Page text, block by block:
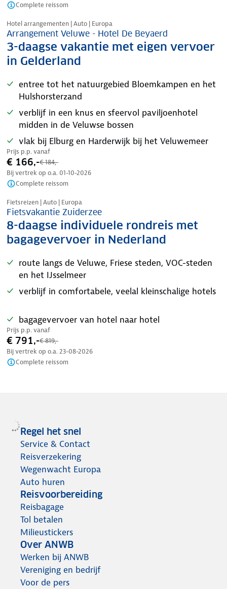
Complete reissom
Nazomer korting
Hotel arrangementen | Auto | Europa
Arrangement Veluwe - Hotel De Beyaerd
3-daagse vakantie met eigen vervoer
in Gelderland
entree tot het natuurgebied Bloemkampen en het
Hulshorsterzand
verblijf in een knus en sfeervol paviljoenhotel
midden in de Veluwse bossen
vlak bij Elburg en Harderwijk bij het Veluwemeer
Prijs p.p. vanaf
€ 166,-€ 184,-
Bij vertrek op o.a. 01-10-2026
Complete reissom
Nazomer korting
Fietsreizen | Auto | Europa
Fietsvakantie Zuiderzee
8-daagse individuele rondreis met
bagagevervoer in Nederland
route langs de Veluwe, Friese steden, VOC-steden
en het IJsselmeer
verblijf in comfortabele, veelal kleinschalige hotels
bagagevervoer van hotel naar hotel
Prijs p.p. vanaf
€ 791,-€ 819,-
Bij vertrek op o.a. 23-08-2026
Complete reissom
Regel het snel
Service & Contact
Reisverzekering
Wegenwacht Europa
Auto huren
Reisvoorbereiding
Reisbagage
Tol betalen
Milieustickers
Over ANWB
Werken bij ANWB
Vereniging en bedrijf
Voor de pers